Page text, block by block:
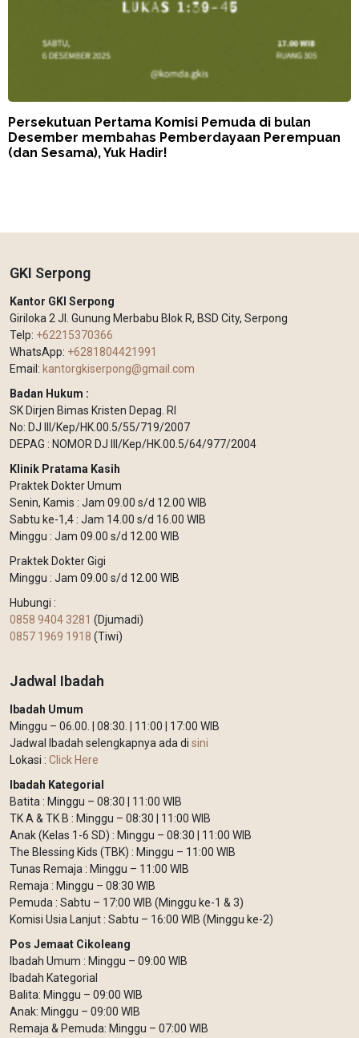
Persekutuan Pertama Komisi Pemuda di bulan
Desember membahas Pemberdayaan Perempuan
(dan Sesama), Yuk Hadir!
GKI Serpong
Kantor GKI Serpong
Giriloka 2 Jl. Gunung Merbabu Blok R, BSD City, Serpong
Telp: +62215370366
WhatsApp: +6281804421991
Email: kantorgkiserpong@gmail.com
Badan Hukum :
SK Dirjen Bimas Kristen Depag. RI
No: DJ III/Kep/HK.00.5/55/719/2007
DEPAG : NOMOR DJ III/Kep/HK.00.5/64/977/2004
Klinik Pratama Kasih
Praktek Dokter Umum
Senin, Kamis : Jam 09.00 s/d 12.00 WIB
Sabtu ke-1,4 : Jam 14.00 s/d 16.00 WIB
Minggu : Jam 09.00 s/d 12.00 WIB
Praktek Dokter Gigi
Minggu : Jam 09.00 s/d 12.00 WIB
Hubungi :
0858 9404 3281 (Djumadi)
0857 1969 1918 (Tiwi)
Jadwal Ibadah
Ibadah Umum
Minggu – 06.00. | 08:30. | 11:00 | 17:00 WIB
Jadwal Ibadah selengkapnya ada di sini
Lokasi : Click Here
Ibadah Kategorial
Batita : Minggu – 08:30 | 11:00 WIB
TK A & TK B : Minggu – 08:30 | 11:00 WIB
Anak (Kelas 1-6 SD) : Minggu – 08:30 | 11:00 WIB
The Blessing Kids (TBK) : Minggu – 11:00 WIB
Tunas Remaja : Minggu – 11:00 WIB
Remaja : Minggu – 08:30 WIB
Pemuda : Sabtu – 17:00 WIB (Minggu ke-1 & 3)
Komisi Usia Lanjut : Sabtu – 16:00 WIB (Minggu ke-2)
Pos Jemaat Cikoleang
Ibadah Umum : Minggu – 09:00 WIB
Ibadah Kategorial
Balita: Minggu – 09:00 WIB
Anak: Minggu – 09:00 WIB
Remaja & Pemuda: Minggu – 07:00 WIB